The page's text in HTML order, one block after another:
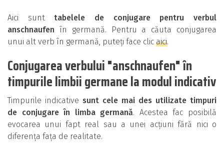
Aici sunttabelele de conjugare pentru verbul
anschnaufen în germană. Pentru a căuta conjugarea
unui alt verb în germană, puteți face clic aici.
Conjugarea verbului "anschnaufen" în
timpurile limbii germane la modul indicativ
Timpurile indicative sunt cele mai des utilizate timpuri
de conjugare în limba germană. Acestea fac posibilă
evocarea unui fapt real sau a unei acțiuni fără nici o
diferența fața de realitate.